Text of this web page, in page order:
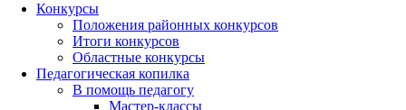
Конкурсы
Положения районных конкурсов
Итоги конкурсов
Областные конкурсы
Педагогическая копилка
В помощь педагогу
Мастер-классы